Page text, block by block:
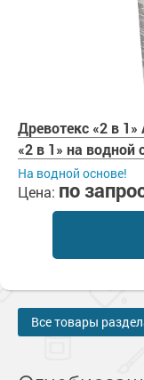
Древотекс «2 в
«2 в 1» на водной
На водной основе!
Цена: по
Все товары